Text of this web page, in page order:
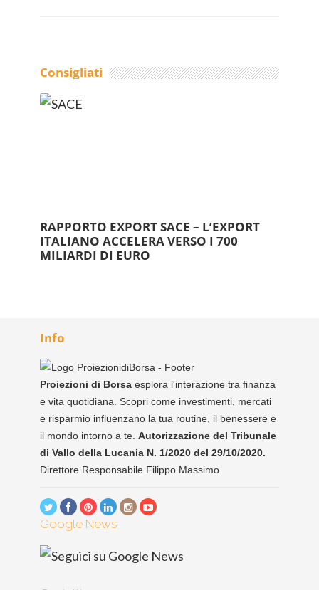
Consigliati
RAPPORTO EXPORT SACE – L’EXPORT
ITALIANO ACCELERA VERSO I 700
MILIARDI DI EURO
Info
Proiezioni di Borsa esplora l'interazione tra finanza
e vita quotidiana. Scopri come investimenti, mercati
e risparmio influenzano la tua routine, il benessere e
il mondo intorno a te. Autorizzazione del Tribunale
di Vallo della Lucania N. 1/2020 del 29/10/2020.
Direttore Responsabile Filippo Massimo
Google News